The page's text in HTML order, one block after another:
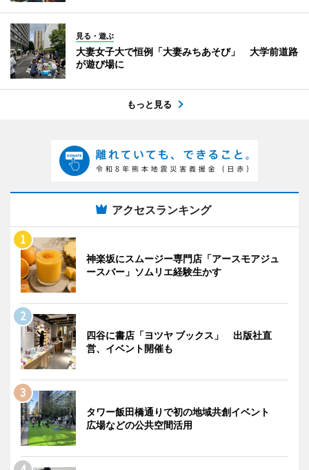
見る・遊ぶ
大妻女子大で恒例「大妻みちあそび」 大学前道路
が遊び場に
もっと見る
アクセスランキング
神楽坂にスムージー専門店「アースモアジュ
ースバー」ソムリエ経験生かす
四谷に書店「ヨツヤ ブックス」 出版社直
営、イベント開催も
タワー飯田橋通りで初の地域共創イベント
広場などの公共空間活用